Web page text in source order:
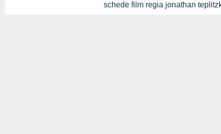
schede film regia jonathan